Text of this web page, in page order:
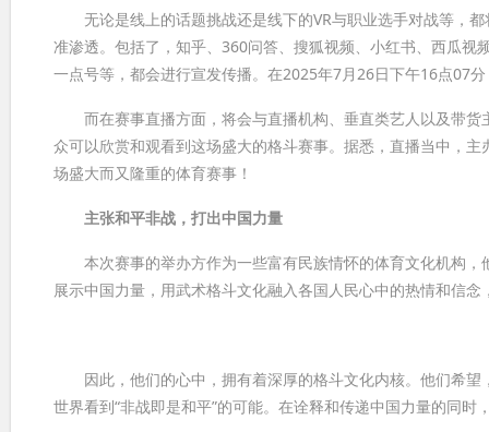
无论是线上的话题挑战还是线下的VR与职业选手对战等，都
准渗透。包括了，知乎、360问答、搜狐视频、小红书、西瓜
一点号等，都会进行宣发传播。在2025年7月26日下午16点07
而在赛事直播方面，将会与直播机构、垂直类艺人以及带货
众可以欣赏和观看到这场盛大的格斗赛事。据悉，直播当中，
场盛大而又隆重的体育赛事！
主张和平非战，打出中国力量
本次赛事的举办方作为一些富有民族情怀的体育文化机构，
展示中国力量，用武术格斗文化融入各国人民心中的热情和信
因此，他们的心中，拥有着深厚的格斗文化内核。他们希望
世界看到“非战即是和平”的可能。在诠释和传递中国力量的同时